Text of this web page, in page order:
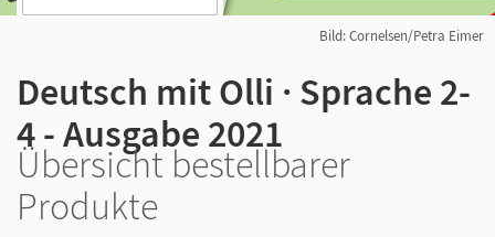
Bild: Cornelsen/Petra Eimer
Deutsch mit Olli · Sprache 2-
4 - Ausgabe 2021
Übersicht bestellbarer
Produkte